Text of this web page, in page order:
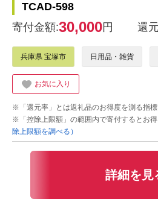
TCAD-598
寄付金額:30,000円 還
兵庫県 宝塚市 日用品・雑貨
お気に入り
※「還元率」とは返礼品のお得度を測る指
※「控除上限額」の範囲内で寄付するとお
除上限額を調べる）
詳細を見